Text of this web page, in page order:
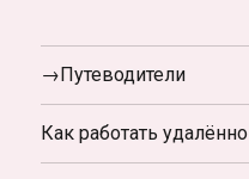
→Путеводители
Как работать удалённо